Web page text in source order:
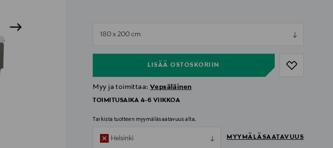
180 x 200 cm
LISÄÄ OSTOSKORIIN
null
Myy ja toimittaa: Vepsäläinen
TOIMITUSAIKA 4-6 VIIKKOA
Tarkista tuotteen myymäläsaatavuus alta.
Helsinki MYYMÄLÄSAATAVUUS